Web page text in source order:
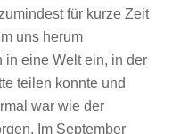
für kurze Zeit
uns herum
in eine Welt ein, in der
teilen konnte und
war wie der
Im September